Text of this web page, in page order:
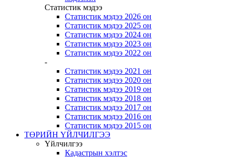
Статистик мэдээ
Статистик мэдээ 2026 он
Статистик мэдээ 2025 он
Статистик мэдээ 2024 он
Статистик мэдээ 2023 он
Статистик мэдээ 2022 он
-
Статистик мэдээ 2021 он
Статистик мэдээ 2020 он
Статистик мэдээ 2019 он
Статистик мэдээ 2018 он
Статистик мэдээ 2017 он
Статистик мэдээ 2016 он
Статистик мэдээ 2015 он
ТӨРИЙН ҮЙЛЧИЛГЭЭ
Үйлчилгээ
Кадастрын хэлтэс